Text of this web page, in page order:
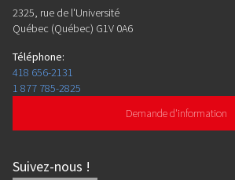
2325, rue de l'Université
Québec (Québec) G1V 0A6
Téléphone:
418 656-2131
1 877 785-2825
Demande d'information
Suivez-nous !